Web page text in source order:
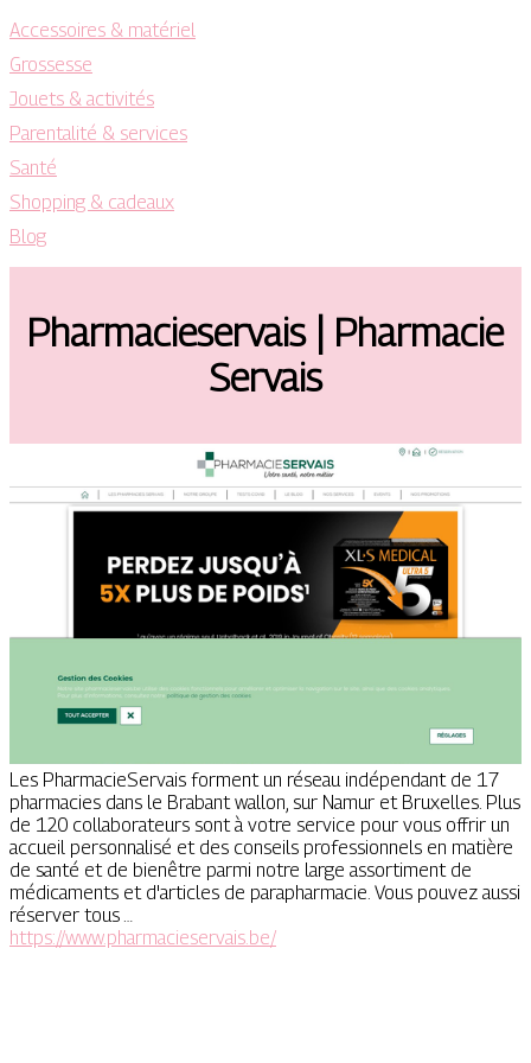
Accessoires & matériel
Grossesse
Jouets & activités
Parentalité & services
Santé
Shopping & cadeaux
Blog
Phar­macie­ser­vais | Pharmacie
Servais
Les PharmacieServais forment un réseau indépendant de 17
pharmacies dans le Brabant wallon, sur Namur et Bruxelles. Plus
de 120 collaborateurs sont à votre service pour vous offrir un
accueil personnalisé et des conseils professionnels en matière
de santé et de bienêtre parmi notre large assortiment de
médicaments et d'articles de parapharmacie. Vous pouvez aussi
réserver tous …
https://www.pharmacieservais.be/